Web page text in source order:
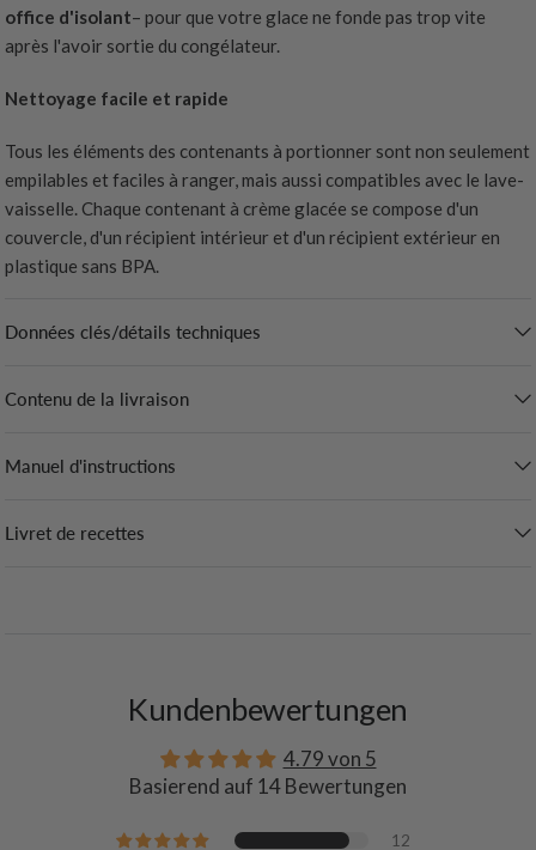
office d'isolant– pour que votre glace ne fonde pas trop vite
après l'avoir sortie du congélateur.
Nettoyage facile et rapide
Tous les éléments des contenants à portionner sont non seulement
empilables et faciles à ranger, mais aussi compatibles avec le lave-
vaisselle. Chaque contenant à crème glacée se compose d'un
couvercle, d'un récipient intérieur et d'un récipient extérieur en
plastique sans BPA.
Données clés/détails techniques
Contenu de la livraison
Manuel d'instructions
Livret de recettes
Kundenbewertungen
4.79 von 5
Basierend auf 14 Bewertungen
12